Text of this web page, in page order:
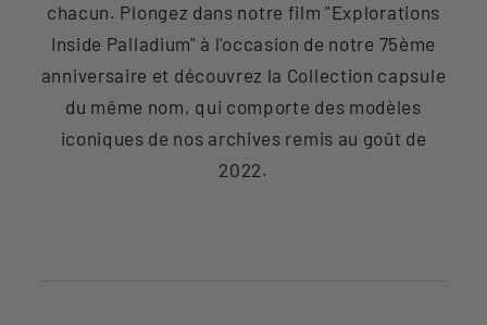
chacun. Plongez dans notre film "Explorations
Inside Palladium" à l'occasion de notre 75ème
anniversaire et découvrez la Collection capsule
du même nom, qui comporte des modèles
iconiques de nos archives remis au goût de
2022.